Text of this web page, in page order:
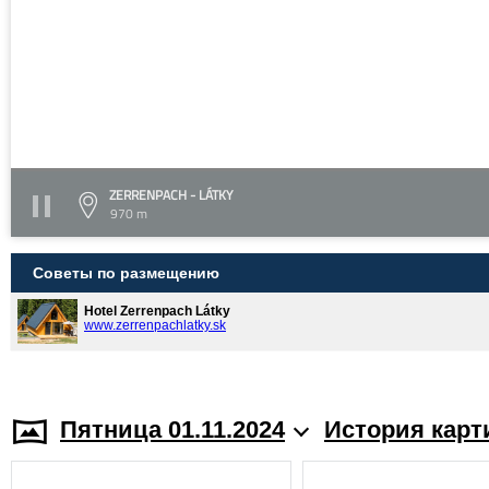
ZERRENPACH - LÁTKY
970 m
Советы по размещению
Hotel Zerrenpach Látky
www.zerrenpachlatky.sk
Пятница 01.11.2024 История